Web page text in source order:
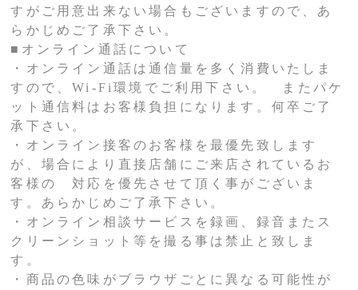
すがご用意出来ない場合もございますので、あ
らかじめご了承下さい。
■オンライン通話について
・オンライン通話は通信量を多く消費いたしま
すので、Wi-Fi環境でご利用下さい。 またパケ
ット通信料はお客様負担になります。何卒ご了
承下さい。
・オンライン接客のお客様を最優先致します
が、場合により直接店舗にご来店されているお
客様の 対応を優先させて頂く事がございま
す。あらかじめご了承下さい。
・オンライン相談サービスを録画、録音またス
クリーンショット等を撮る事は禁止と致しま
す。
・商品の色味がブラウザごとに異なる可能性が